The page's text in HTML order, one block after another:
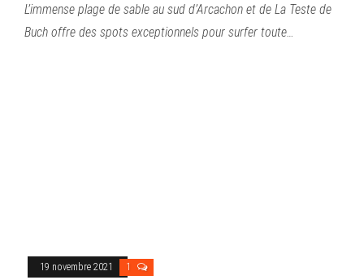
L’immense plage de sable au sud d’Arcachon et de La Teste de
Buch offre des spots exceptionnels pour surfer toute…
19 novembre 2021 1